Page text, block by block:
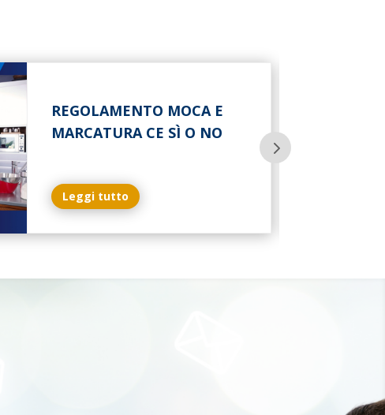
REGOLAMENTO MOCA E
MARCATURA CE SÌ O NO
Leggi tutto